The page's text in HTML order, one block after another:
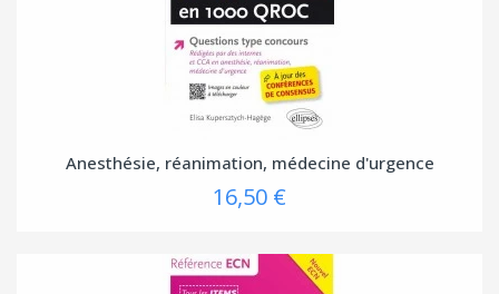
Anesthésie, réanimation, médecine d'urgence
16,50 €